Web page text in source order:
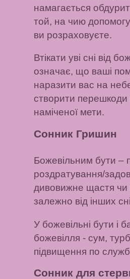
намагається
той, на чию
ви розраховуєте.
Втікати уві сні від
означає, що ваші
наразити вас на
створити
наміченої мети.
Сонник Гришин
Божевільним бути –
роздратування/
дивовижне щастя чи
залежно від інших
У божевільні бути і
божевілля - сум,
підвищення по
Сонник для